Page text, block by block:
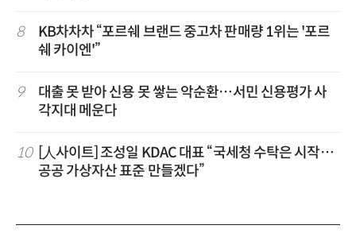
8
KB차차차 “포르쉐 브랜드 중고차 판매량 1위는 '포르
쉐 카이엔'”
9
대출 못 받아 신용 못 쌓는 악순환…서민 신용평가 사
각지대 메운다
10
[人사이트] 조성일 KDAC 대표 “국세청 수탁은 시작…
공공 가상자산 표준 만들겠다”